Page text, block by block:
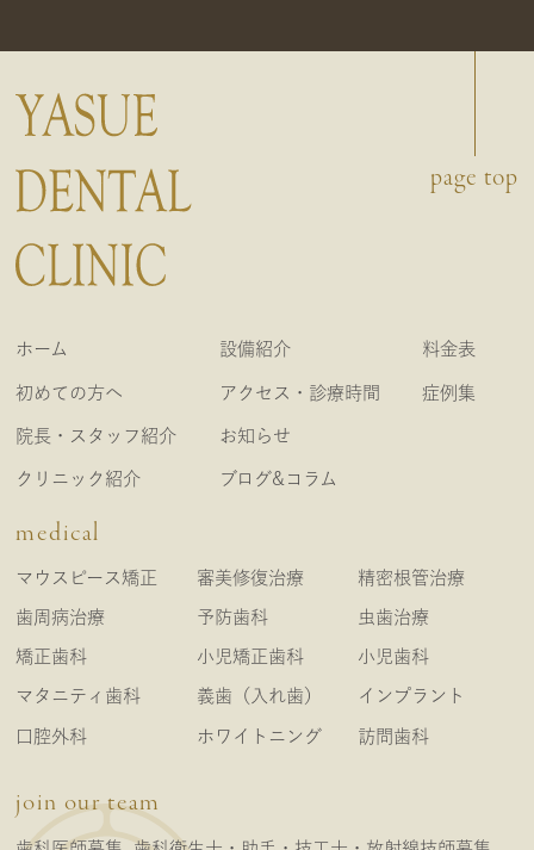
ホーム
初めての方へ
院長・スタッフ紹介
クリニック紹介
設備紹介
アクセス・診療時間
お知らせ
ブログ&コラム
料金表
症例集
medical
マウスピース矯正 審美修復治療 精密根管治療
歯周病治療 予防歯科 虫歯治療
矯正歯科 小児矯正歯科 小児歯科
マタニティ歯科 義歯（入れ歯） インプラント
口腔外科 ホワイトニング 訪問歯科
join our team
page top